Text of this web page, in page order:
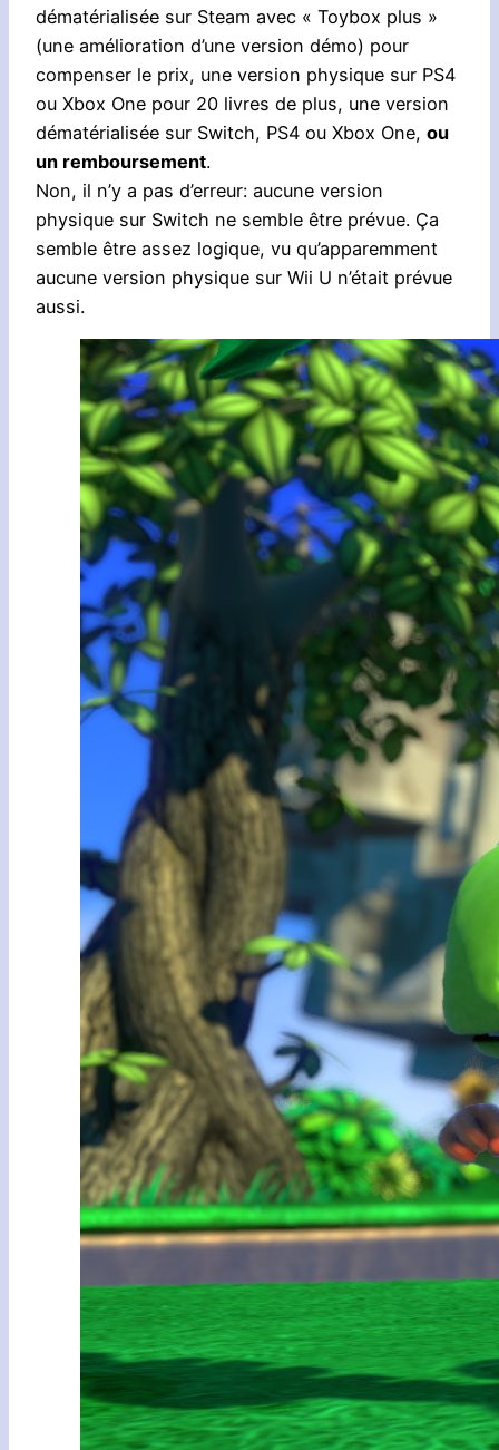
dématérialisée sur Steam avec « Toybox plus »
(une amélioration d’une version démo) pour
compenser le prix, une version physique sur PS4
ou Xbox One pour 20 livres de plus, une version
dématérialisée sur Switch, PS4 ou Xbox One, ou
un remboursement.
Non, il n’y a pas d’erreur: aucune version
physique sur Switch ne semble être prévue. Ça
semble être assez logique, vu qu’apparemment
aucune version physique sur Wii U n’était prévue
aussi.